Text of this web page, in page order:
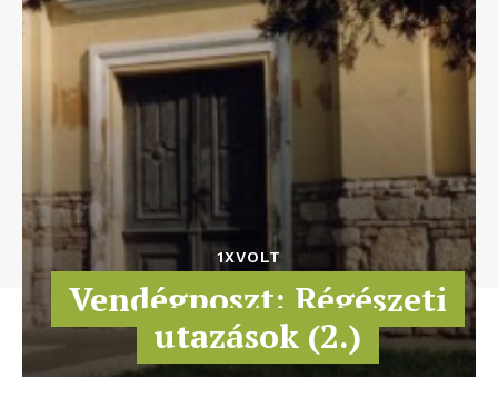
1XVOLT
Vendégposzt: Régészeti
utazások (2.)